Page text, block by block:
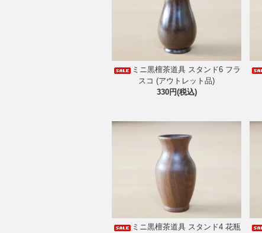
ミニ黒檀茶道具 スタンド6 フラ
スコ (アウトレット品)
330円(税込)
ミニ黒檀茶道具 スタンド4 花瓶